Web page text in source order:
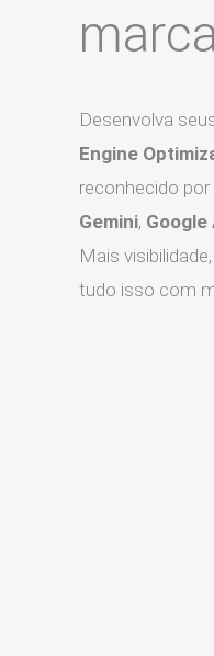
Desenvolva
Engine
reconhecido
Gemini, Google
Mais
tudo isso com